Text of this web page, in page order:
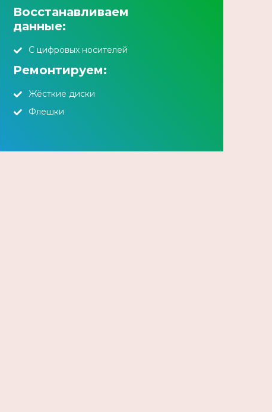
Восстанавливаем
данные:
С цифровых носителей
Ремонтируем:
Жёсткие диски
Флешки